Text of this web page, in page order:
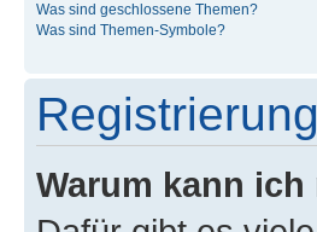
Was sind geschlossene Themen?
Was sind Themen-Symbole?
Warum kann